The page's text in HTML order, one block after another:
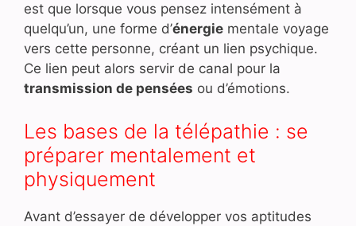
est que lorsque vous pensez intensément à
quelqu’un, une forme d’énergie mentale voyage
vers cette personne, créant un lien psychique.
Ce lien peut alors servir de canal pour la
transmission de pensées ou d’émotions.
Les bases de la télépathie : se
préparer mentalement et
physiquement
Avant d’essayer de développer vos aptitudes